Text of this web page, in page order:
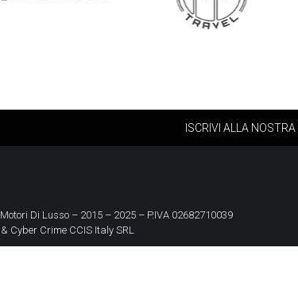
ISCRIVI ALLA
Motori Di Lusso – 2015 – 2025 – P.IVA 02682710039
& Cyber Crime CCIS Italy SRL